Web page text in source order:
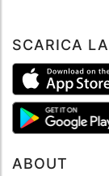
SCARICA
ABOUT